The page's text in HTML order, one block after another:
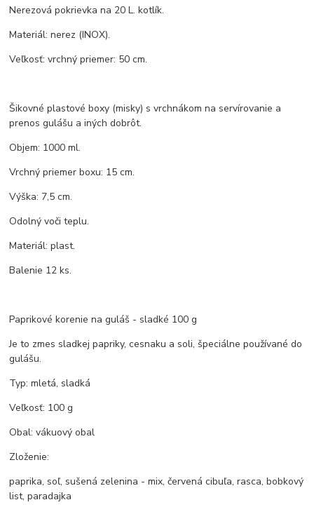
Nerezová pokrievka na 20 L. kotlík.
Materiál: nerez (INOX).
Veľkosť: vrchný priemer: 50 cm.
Šikovné plastové boxy (misky) s vrchnákom na servírovanie a
prenos gulášu a iných dobrôt.
Objem: 1000 ml.
Vrchný priemer boxu: 15 cm.
Výška: 7,5 cm.
Odolný voči teplu.
Materiál: plast.
Balenie 12 ks.
Paprikové korenie na guláš - sladké 100 g
Je to zmes sladkej papriky, cesnaku a soli, špeciálne používané do
gulášu.
Typ: mletá, sladká
Veľkosť: 100 g
Obal: vákuový obal
Zloženie:
paprika, soľ, sušená zelenina - mix, červená cibuľa, rasca, bobkový
list, paradajka